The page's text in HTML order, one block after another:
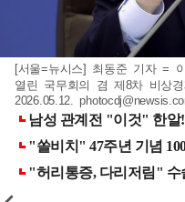
[서울=뉴시스] 최동준 기자 =
열린 국무회의 겸 제8차 비상
2026.05.12.